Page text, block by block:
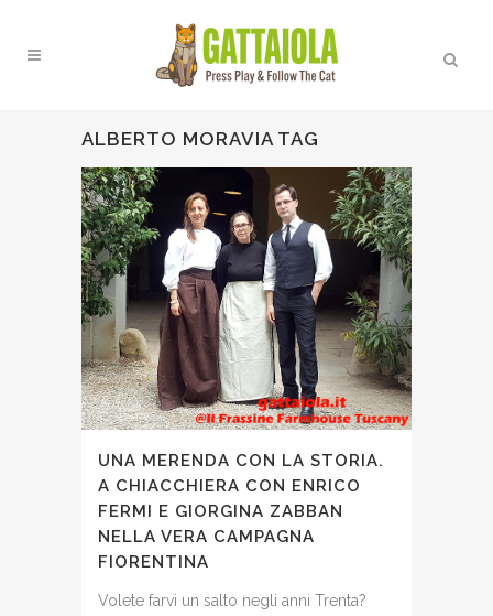
ALBERTO MORAVIA TAG
UNA MERENDA CON LA STORIA.
A CHIACCHIERA CON ENRICO
FERMI E GIORGINA ZABBAN
NELLA VERA CAMPAGNA
FIORENTINA
Volete farvi un salto negli anni Trenta?